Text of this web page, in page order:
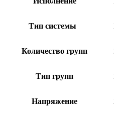
Тип системы
Количество групп
Тип групп
Напряжение